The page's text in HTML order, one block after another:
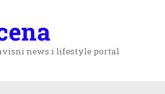
news i lifestyle portal